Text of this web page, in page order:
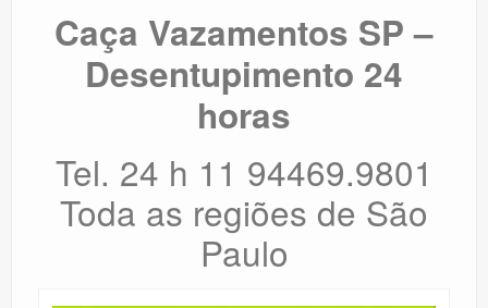
Caça Vazamentos SP –
Desentupimento 24
horas
Tel. 24 h 11 94469.9801
Toda as regiões de São
Paulo